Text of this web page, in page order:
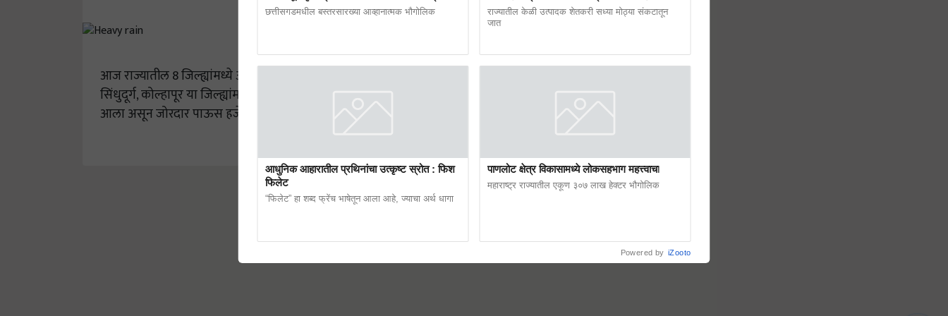
आज राज्यातील 8 जिल्ह्यांमध्ये ऑरेंज अलर्ट देण्यात आला आहे. पुणे, ठाणे, पालघर, सातारा, रत्नागिरी, रायगड,
सिंधुदूर्ग, कोल्हापूर या जिल्ह्यांमध्ये आज मुसळधार पावसाचा अंदाज आहे. तर मुंबईमध्ये यलो अलर्ट देण्यात
आला असून जोरदार पाऊस हजेरी लावण्याची शक्यता आहे.
छत्तीसगडमधील बस्तरसारख्या आव्हानात्मक भौगोलिक
आधुनिक आहारातील प्रथिनांचा उत्कृष्ट स्रोत : फिश
फिलेट
“फिलेट” हा शब्द फ्रेंच भाषेतून आला आहे, ज्याचा अर्थ धागा
व्यापाऱ्यांच्या दबावाचा फटका!
राज्यातील केळी उत्पादक शेतकरी सध्या मोठ्या संकटातून
जात
पाणलोट क्षेत्र विकासामध्ये लोकसहभाग महत्त्वाचा
महाराष्ट्र राज्यातील एकूण ३०७ लाख हेक्टर भौगोलिक
Powered by iZooto